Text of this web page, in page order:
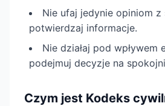
Nie ufaj jedynie opiniom
potwierdzaj informacje.
Nie działaj pod
podejmuj decyzje na
Czym jest Kodeks